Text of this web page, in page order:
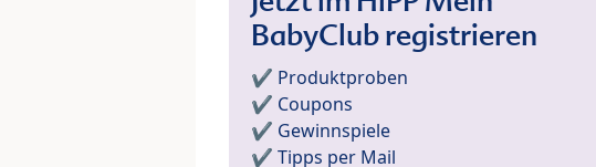
BabyClub registrieren
✔️ Produktproben
✔️ Coupons
✔️ Gewinnspiele
✔️ Tipps per Mail